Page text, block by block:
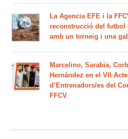
La Agencia EFE i la
reconstrucció del futbol
amb un torneig i una
Marcelino, Sarabia,
Hernández en el VII
d’Entrenadors/es del
FFCV